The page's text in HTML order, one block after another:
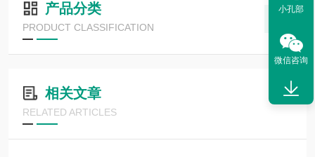
产品分类
PRODUCT CLASSIFICATION
相关文章
RELATED ARTICLES
小孔部
微信咨询